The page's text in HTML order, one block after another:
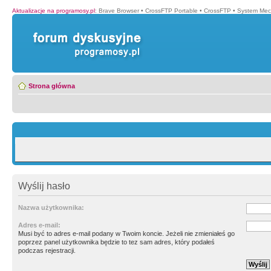
Aktualizacje na programosy.pl: Brave Browser • CrossFTP Portable • CrossFTP • System
Strona główna
Wyślij hasło
Nazwa użytkownika:
Adres e-mail:
Musi być to adres e-mail podany w Twoim koncie. Jeżeli nie zmieniałeś go
poprzez panel użytkownika będzie to tez sam adres, który podałeś
podczas rejestracji.